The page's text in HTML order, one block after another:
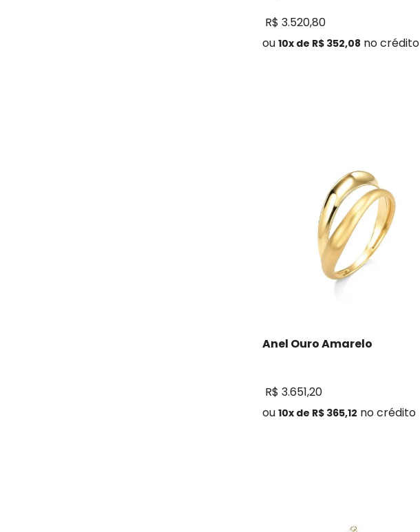
R$ 3.520,80
ou 10x de R$ 352,08 no crédito
Anel Ouro Amarelo
R$ 3.651,20
ou 10x de R$ 365,12 no crédito